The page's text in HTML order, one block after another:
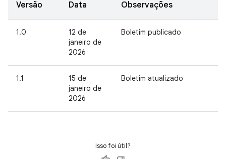
Versão Data Observações
1.0
12 de
janeiro de
2026
Boletim publicado
1.1
15 de
janeiro de
2026
Boletim atualizado
Isso foi útil?